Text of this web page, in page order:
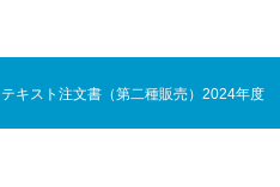
テキスト注文書（第二種販売）2024年度